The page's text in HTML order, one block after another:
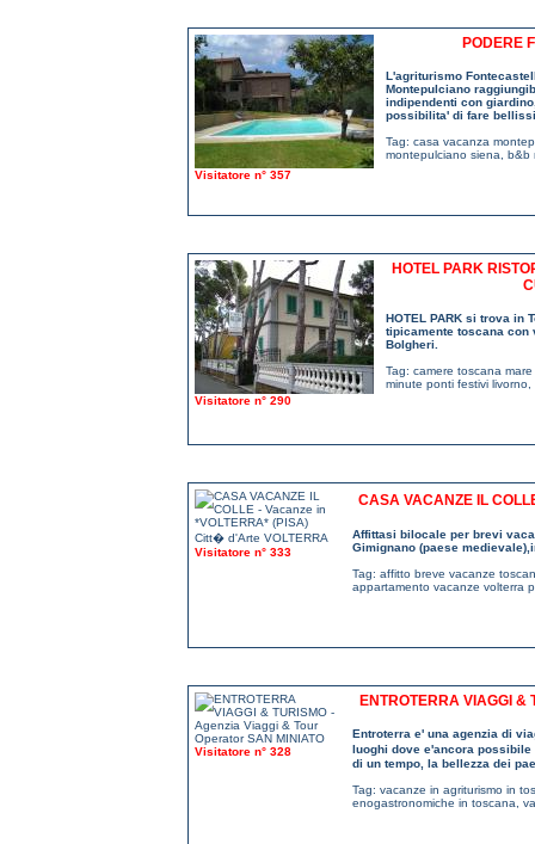
Visitatore n° 357
PODERE
L'agriturismo
Montepulciano
indipendenti con
possibilita' di fare
Tag: casa vacanza
montepulciano siena
b&b
Visitatore n° 290
HOTEL PARK
HOTEL PARK si trova in
tipicamente toscana
Bolgheri.
Tag: camere toscana mare
minute ponti festivi livorno
Visitatore n° 333
CASA VACANZE IL
Affittasi bilocale per brevi
Gimignano (paese
Tag: affitto breve vacanze
appartamento vacanze volterra
Visitatore n° 328
ENTROTERRA VIAGGI &
Entroterra e' una agenzia di
luoghi dove e'ancora
di un tempo, la bellezza dei
Tag: vacanze in agriturismo in
enogastronomiche in toscana